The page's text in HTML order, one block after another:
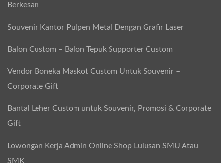
Berkesan
Souvenir Kantor Pulpen Metal Dengan Grafir Laser
Balon Custom – Balon Tepuk Supporter Custom
Vendor Boneka Maskot Custom Untuk Souvenir –
Corporate Gift
Bantal Leher Custom untuk Souvenir, Promosi & Corporate
Gift
Lowongan Kerja Admin Online Shop Lulusan SMU Atau
SMK